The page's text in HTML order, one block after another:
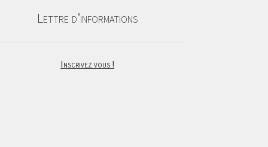
Lettre d’informations
Inscrivez vous !